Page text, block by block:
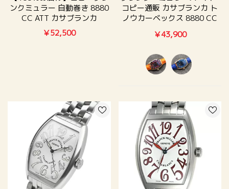
ンクミュラー 自動巻き 8880
CC ATT カサブランカ
￥52,500
コピー通販 カサブランカ ト
ノウカーベックス 8880 CC
￥43,900